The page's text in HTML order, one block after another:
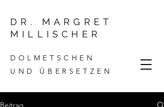
DR. MARGRET
MILLISCHER
DOLMETSCHEN
UND ÜBERSETZEN
Beitrag